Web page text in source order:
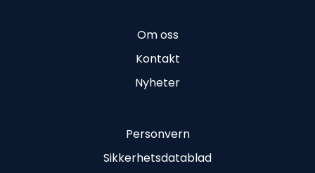
Om oss
Kontakt
Nyheter
Personvern
Sikkerhetsdatablad